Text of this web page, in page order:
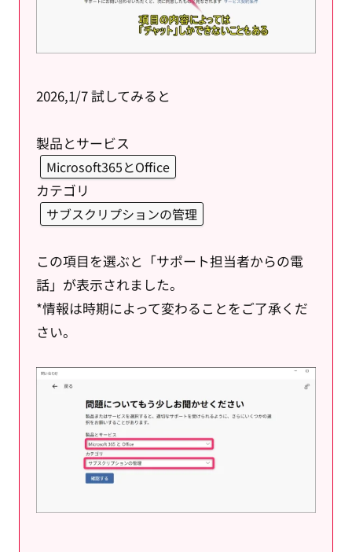
2026,1/7 試してみると
製品とサービス
Microsoft365とOffice
カテゴリ
サブスクリプションの管理
この項目を選ぶと「サポート担当者からの電
話」が表示されました。
*情報は時期によって変わることをご了承くだ
さい。